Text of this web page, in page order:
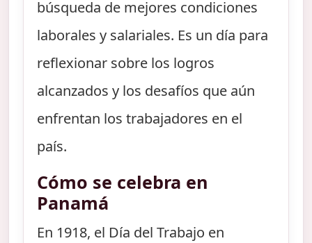
búsqueda de mejores condiciones
laborales y salariales. Es un día para
reflexionar sobre los logros
alcanzados y los desafíos que aún
enfrentan los trabajadores en el
país.
Cómo se celebra en
Panamá
En 1918, el Día del Trabajo en